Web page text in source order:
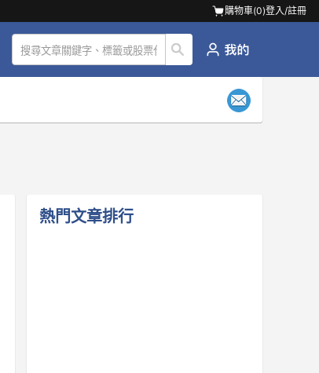
購物車(0)登入/註冊
熱門文章排行